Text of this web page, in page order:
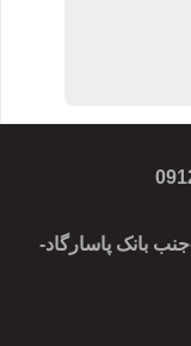
بانک پاسارگاد-